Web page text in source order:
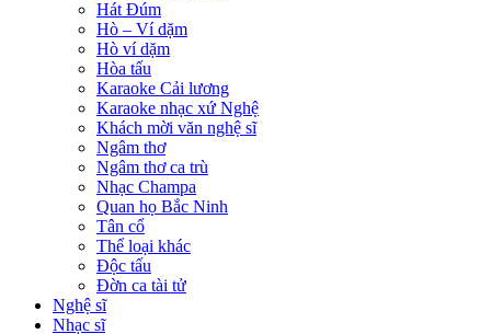
Hát Đúm
Hò – Ví dặm
Hò ví dặm
Hòa tấu
Karaoke Cải lương
Karaoke nhạc xứ Nghệ
Khách mời văn nghệ sĩ
Ngâm thơ
Ngâm thơ ca trù
Nhạc Champa
Quan họ Bắc Ninh
Tân cổ
Thể loại khác
Độc tấu
Đờn ca tài tử
Nghệ sĩ
Nhạc sĩ